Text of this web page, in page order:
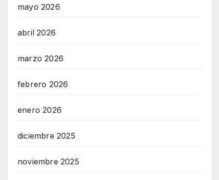
mayo 2026
abril 2026
marzo 2026
febrero 2026
enero 2026
diciembre 2025
noviembre 2025